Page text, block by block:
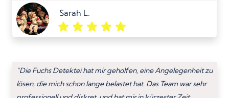
Sarah L.
“Die Fuchs Detektei hat mir geholfen, eine Angelegenheit zu
lösen, die mich schon lange belastet hat. Das Team war sehr